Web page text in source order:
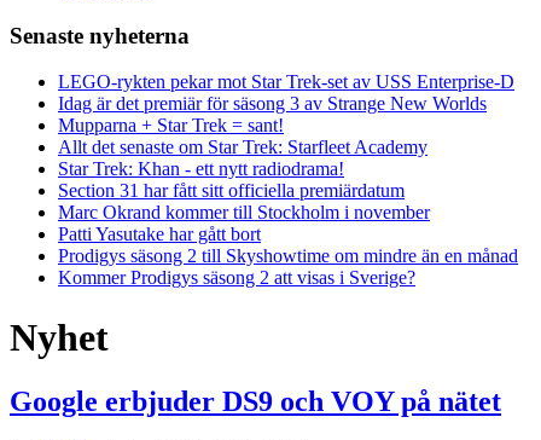
Senaste nyheterna
LEGO-rykten pekar mot Star Trek-set av USS Enterprise-D
Idag är det premiär för säsong 3 av Strange New Worlds
Mupparna + Star Trek = sant!
Allt det senaste om Star Trek: Starfleet Academy
Star Trek: Khan - ett nytt radiodrama!
Section 31 har fått sitt officiella premiärdatum
Marc Okrand kommer till Stockholm i november
Patti Yasutake har gått bort
Prodigys säsong 2 till Skyshowtime om mindre än en månad
Kommer Prodigys säsong 2 att visas i Sverige?
Nyhet
Google erbjuder DS9 och VOY på nätet